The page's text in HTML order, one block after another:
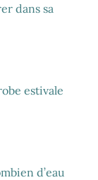
dans sa
estivale
d’eau